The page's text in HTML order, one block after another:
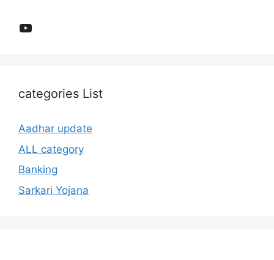
YouTube
categories List
Aadhar update
ALL category
Banking
Sarkari Yojana